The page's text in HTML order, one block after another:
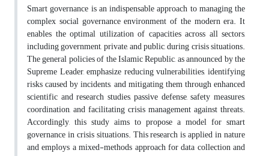
Smart governance is an indispensable approach to managing the
complex social governance environment of the modern era. It
enables the optimal utilization of capacities across all sectors,
including government, private, and public, during crisis situations.
The general policies of the Islamic Republic, as announced by the
Supreme Leader, emphasize reducing vulnerabilities, identifying
risks caused by incidents, and mitigating them through enhanced
scientific and research studies, passive defense, safety measures,
coordination, and facilitating crisis management against threats.
Accordingly, this study aims to propose a model for smart
governance in crisis situations. This research is applied in nature
and employs a mixed-methods approach for data collection and